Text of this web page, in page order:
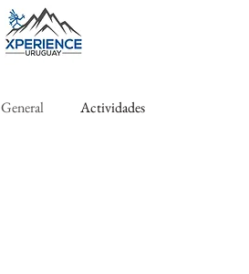
General Actividades